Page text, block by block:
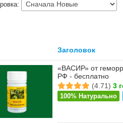
Заголовок
«ВАСИР» от
РФ - бесплатно
(4.71) 3
100% Натурально